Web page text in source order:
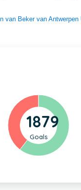
van Beker van
1879
Goals